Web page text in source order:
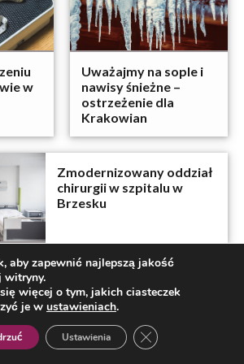
w
Uważajmy na sople i
nawisy śnieżne –
ostrzeżenie dla
Krakowian
Zmodernizowany oddział
chirurgii w szpitalu w
Brzesku
19. Krakowski Bieg
Sylwestrowy: zmiana
opłaty startowej
aby zapewnić najlepszą jakość
witryny.
więcej o tym, jakich ciasteczek
je w ustawieniach.
Ustawienia Zamknij panel